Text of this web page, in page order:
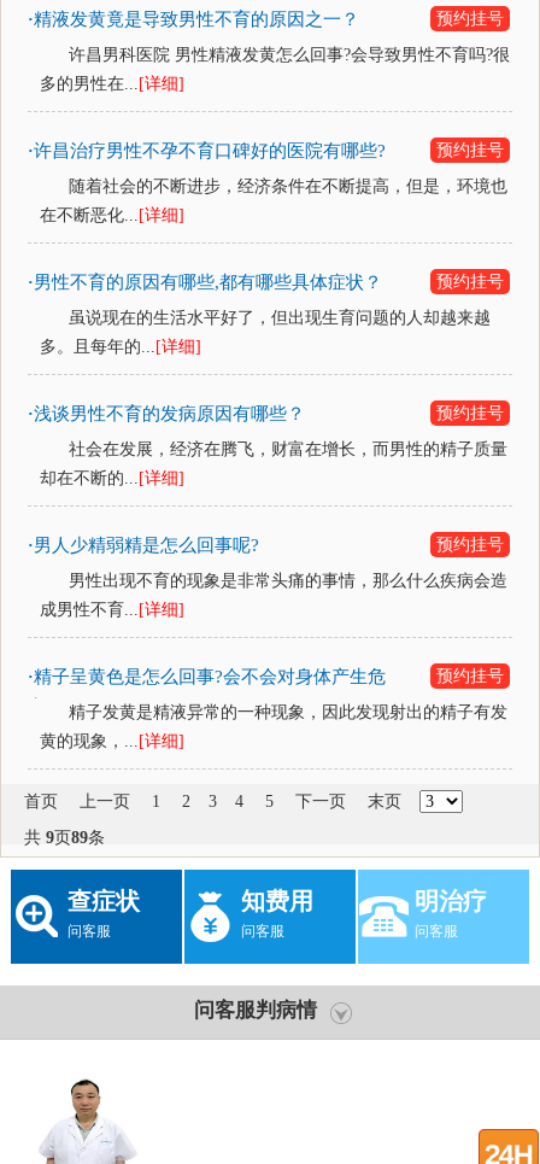
·精液发黄竟是导致男性不育的原因之一？
预约挂号
许昌男科医院 男性精液发黄怎么回事?会导致男性不育吗?很
多的男性在... [详细]
·许昌治疗男性不孕不育口碑好的医院有哪些?
预约挂号
随着社会的不断进步，经济条件在不断提高，但是，环境也
在不断恶化... [详细]
·男性不育的原因有哪些,都有哪些具体症状？
预约挂号
虽说现在的生活水平好了，但出现生育问题的人却越来越
多。且每年的... [详细]
·浅谈男性不育的发病原因有哪些？
预约挂号
社会在发展，经济在腾飞，财富在增长，而男性的精子质量
却在不断的... [详细]
·男人少精弱精是怎么回事呢?
预约挂号
男性出现不育的现象是非常头痛的事情，那么什么疾病会造
成男性不育... [详细]
·精子呈黄色是怎么回事?会不会对身体产生危
害呢?
预约挂号
精子发黄是精液异常的一种现象，因此发现射出的精子有发
黄的现象，... [详细]
首页 上一页 1 2 3 4 5 下一页
末页
共 9页89条
查症状
问客服
知费用
问客服
明治疗
问客服
问客服判病情